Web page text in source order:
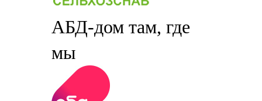
АБД-дом там, где
мы